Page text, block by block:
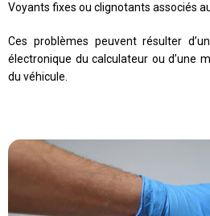
Voyants fixes ou clignotants associés
Ces problèmes peuvent résulter
électronique du calculateur ou d’une
du véhicule.